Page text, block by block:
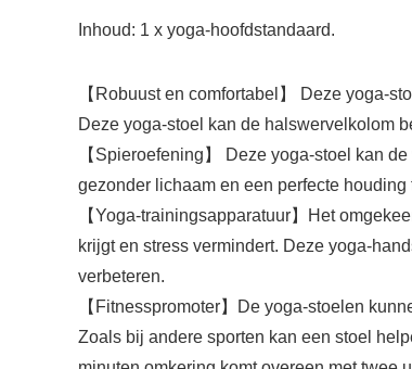
Inhoud: 1 x yoga-hoofdstandaard.
【Robuust en comfortabel】 Deze yoga-
Deze yoga-stoel kan de halswervelkolom
【Spieroefening】 Deze yoga-stoel kan
gezonder lichaam en een perfecte houding
【Yoga-trainingsapparatuur】Het
krijgt en stress vermindert. Deze yoga-
verbeteren.
【Fitnesspromoter】De yoga-stoelen
Zoals bij andere sporten kan een stoel